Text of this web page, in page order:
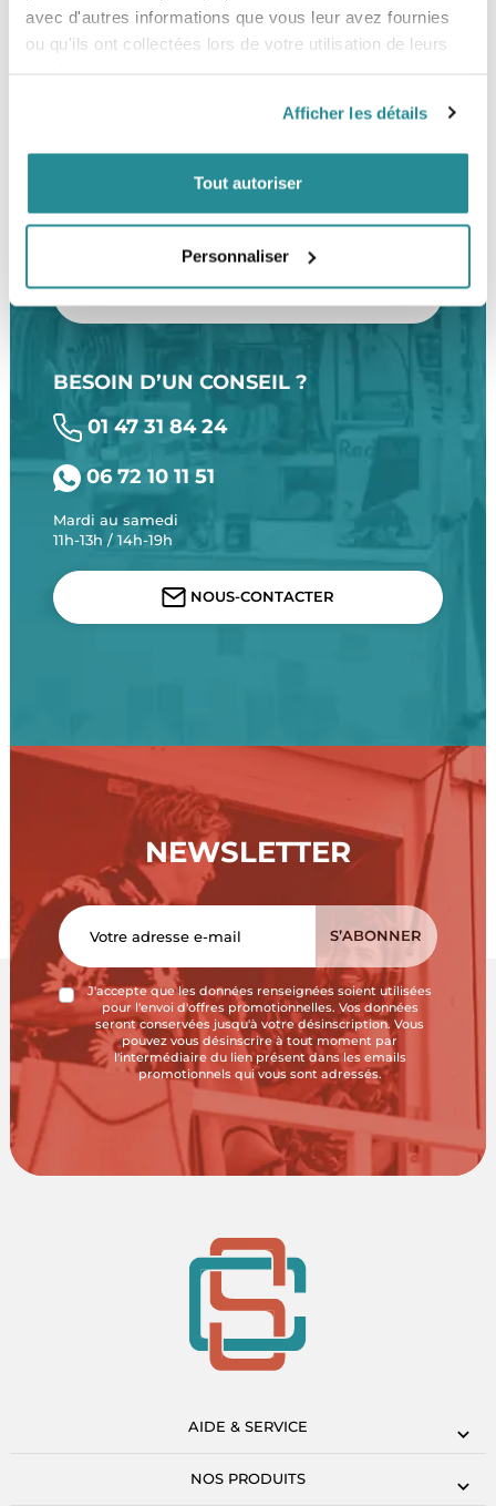
avec d'autres informations que vous leur avez fournies
ou qu'ils ont collectées lors de votre utilisation de leurs
Afficher les détails
Tout autoriser
Personnaliser
LE SHOP
The Corner Shop Boulogne
28 rue de l'Est
LOCALISER
BESOIN D’UN CONSEIL ?
01 47 31 84 24
06 72 10 11 51
Mardi au samedi
11h-13h / 14h-19h
NOUS-CONTACTER
NEWSLETTER
J'accepte que les données renseignées soient utilisées
pour l'envoi d'offres promotionnelles. Vos données
seront conservées jusqu'à votre désinscription. Vous
pouvez vous désinscrire à tout moment par
l'intermédiaire du lien présent dans les emails
promotionnels qui vous sont adressés.
AIDE & SERVICE
NOS PRODUITS